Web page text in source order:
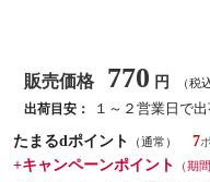
販売価格 770 円 （税
出荷目安：
１～２営業日で
たまるdポイント
（通常）
7
+キャンペーンポイント
（期